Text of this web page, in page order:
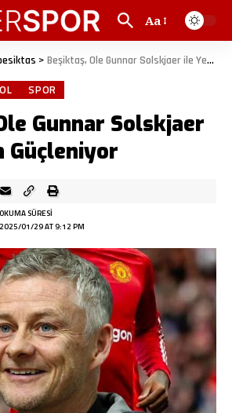
Aa
> Beşiktaş, Ole Gunnar Solskjaer ile Yeniden Güçleniyor
SPOR
Gunnar Solskjaer
Güçleniyor
2025/01/29 AT 9:12 PM
SÜRESI